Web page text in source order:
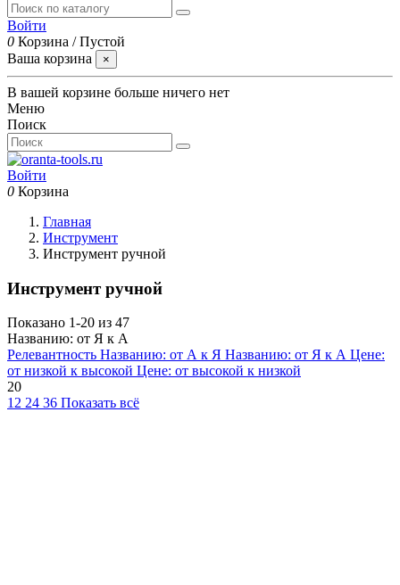
Войти
0 Корзина /Пустой
Ваша корзина
×
В вашей корзине больше ничего нет
Меню
Поиск
Войти
0 Корзина
Главная
Инструмент
Инструмент ручной
Инструмент ручной
Показано 1-20 из 47
Названию: от Я к А
Релевантность Названию: от А к Я Названию: от Я к А Цене:
от низкой к высокой Цене: от высокой к низкой
20
12 24 36 Показать всё